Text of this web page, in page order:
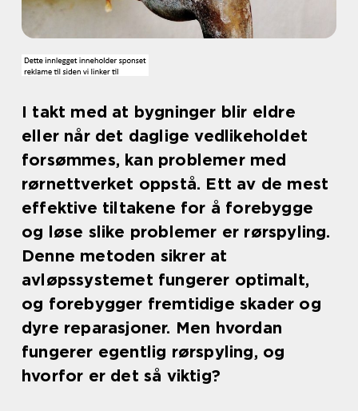
I takt med at bygninger blir eldre
eller når det daglige vedlikeholdet
forsømmes, kan problemer med
rørnettverket oppstå. Ett av de mest
effektive tiltakene for å forebygge
og løse slike problemer er rørspyling.
Denne metoden sikrer at
avløpssystemet fungerer optimalt,
og forebygger fremtidige skader og
dyre reparasjoner. Men hvordan
fungerer egentlig rørspyling, og
hvorfor er det så viktig?